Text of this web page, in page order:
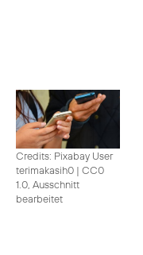
Credits: Pixabay User
terimakasih0 | CC0
1.0, Ausschnitt
bearbeitet